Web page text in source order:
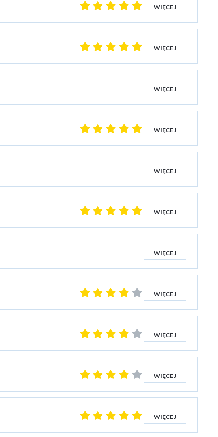
WIĘCEJ
WIĘCEJ
WIĘCEJ
WIĘCEJ
WIĘCEJ
WIĘCEJ
WIĘCEJ
WIĘCEJ
WIĘCEJ
WIĘCEJ
WIĘCEJ